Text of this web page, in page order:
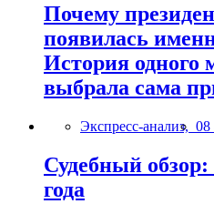
Почему
появилась
История одного
выбрала сама
Экспресс-анализ, 08
Судебный обзор:
года